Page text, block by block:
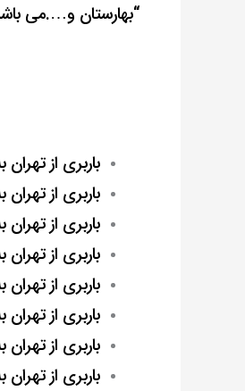
“بهارستان و….می
باربری از
باربری از
باربری از
باربری از
باربری از
باربری از
باربری از
باربری از